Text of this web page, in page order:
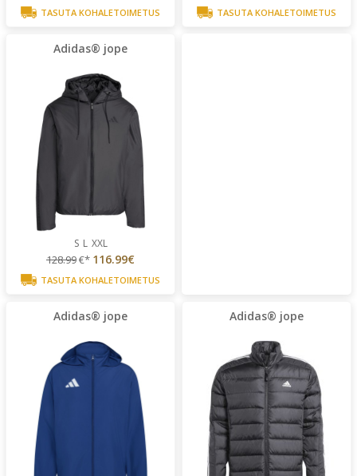
TASUTA KOHALETOIMETUS TASUTA KOHALETOIMETUS
Adidas® jope
S L XXL
128.99€* 116.99€
TASUTA KOHALETOIMETUS
Adidas® jope Adidas® jope